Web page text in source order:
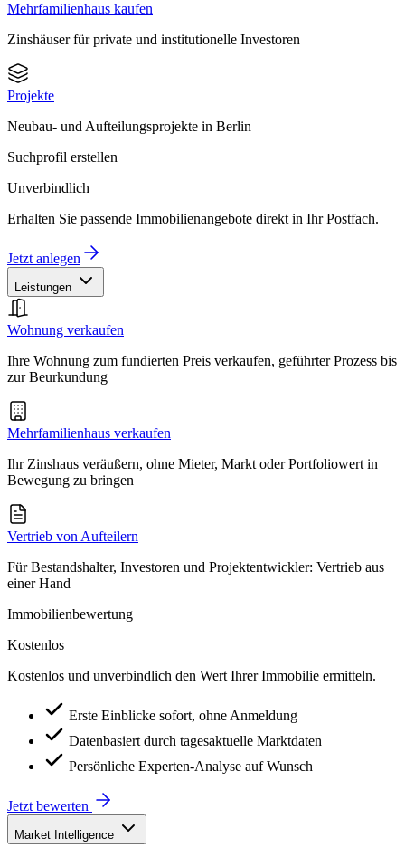
Mehrfamilienhaus kaufen
Zinshäuser für private und institutionelle Investoren
Projekte
Neubau- und Aufteilungsprojekte in Berlin
Suchprofil erstellen
Unverbindlich
Erhalten Sie passende Immobilienangebote direkt in Ihr Postfach.
Jetzt anlegen
Leistungen
Wohnung verkaufen
Ihre Wohnung zum fundierten Preis verkaufen, geführter Prozess bis
zur Beurkundung
Mehrfamilienhaus verkaufen
Ihr Zinshaus veräußern, ohne Mieter, Markt oder Portfoliowert in
Bewegung zu bringen
Vertrieb von Aufteilern
Für Bestandshalter, Investoren und Projektentwickler: Vertrieb aus
einer Hand
Immobilienbewertung
Kostenlos
Kostenlos und unverbindlich den Wert Ihrer Immobilie ermitteln.
Erste Einblicke sofort, ohne Anmeldung
Datenbasiert durch tagesaktuelle Marktdaten
Persönliche Experten-Analyse auf Wunsch
Jetzt bewerten
Market Intelligence